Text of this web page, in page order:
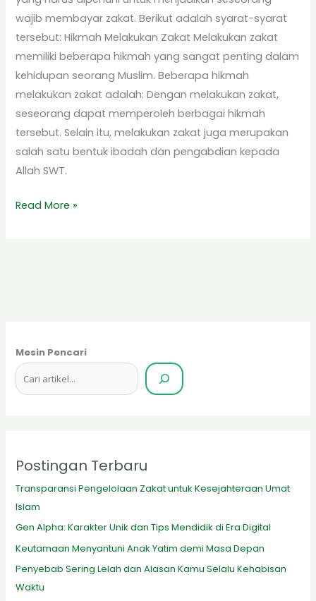
wajib membayar zakat. Berikut adalah syarat-syarat
tersebut: Hikmah Melakukan Zakat Melakukan zakat
memiliki beberapa hikmah yang sangat penting dalam
kehidupan seorang Muslim. Beberapa hikmah
melakukan zakat adalah: Dengan melakukan zakat,
seseorang dapat memperoleh berbagai hikmah
tersebut. Selain itu, melakukan zakat juga merupakan
salah satu bentuk ibadah dan pengabdian kepada
Allah SWT.
Read More »
Mesin Pencari
Postingan Terbaru
Transparansi Pengelolaan Zakat untuk Kesejahteraan Umat
Islam
Gen Alpha: Karakter Unik dan Tips Mendidik di Era Digital
Keutamaan Menyantuni Anak Yatim demi Masa Depan
Penyebab Sering Lelah dan Alasan Kamu Selalu Kehabisan
Waktu